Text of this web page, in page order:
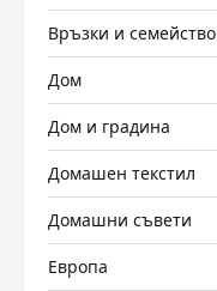
Връзки и семейство
Дом
Дом и градина
Домашен текстил
Домашни съвети
Европа